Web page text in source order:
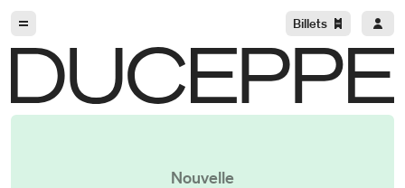
Billets
Nouvelle